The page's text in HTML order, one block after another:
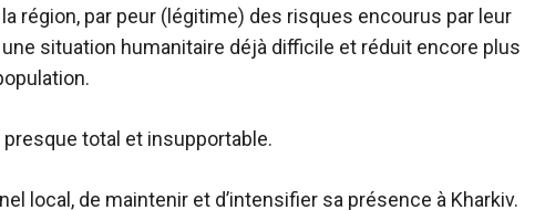
région, par peur (légitime) des risques encourus par leur
situation humanitaire déjà difficile et réduit encore plus
total et insupportable.
local, de maintenir et d’intensifier sa présence à Kharkiv.